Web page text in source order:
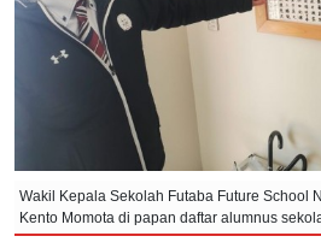
Wakil Kepala Sekolah Futaba Future School
Kento Momota di papan daftar alumnus